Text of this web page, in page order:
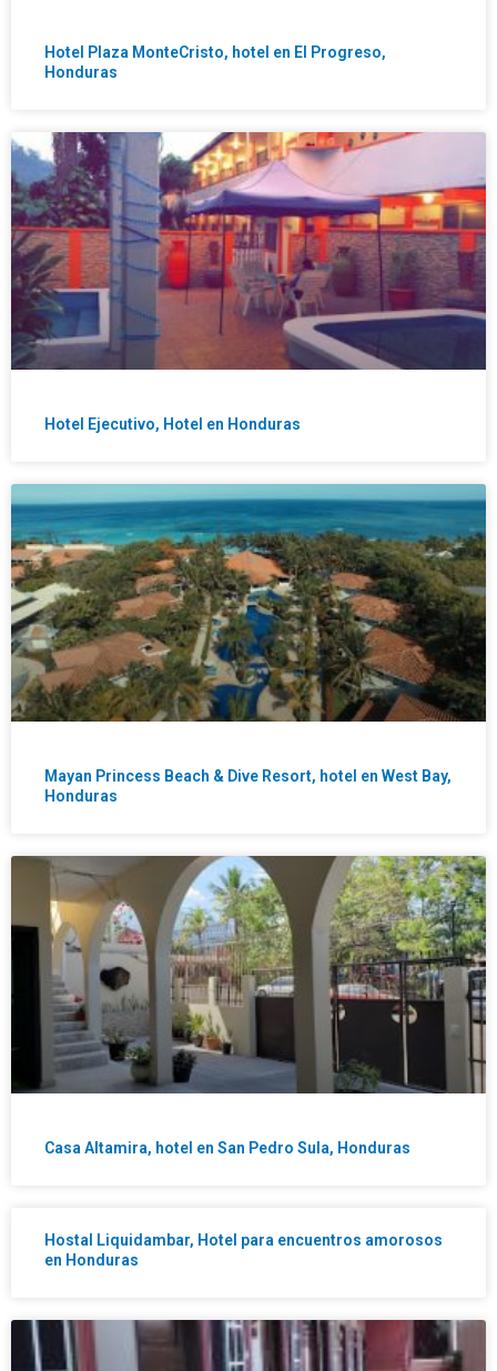
Hotel Plaza MonteCristo, hotel en El Progreso,
Honduras
Hotel Ejecutivo, Hotel en Honduras
Mayan Princess Beach & Dive Resort, hotel en West Bay,
Honduras
Casa Altamira, hotel en San Pedro Sula, Honduras
Hostal Liquidambar, Hotel para encuentros amorosos
en Honduras